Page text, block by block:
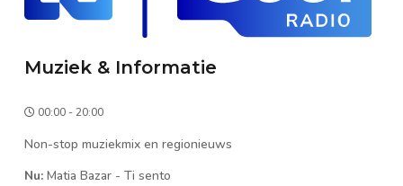
Muziek & Informatie
00:00 - 20:00
Non-stop muziekmix en regionieuws
Nu: Matia Bazar - Ti sento